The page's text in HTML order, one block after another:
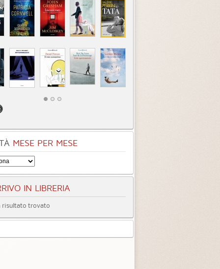
sconosciuta
3.3 (1)
Incastrati
MESE PER MESE
IN LIBRERIA
risultato trovato